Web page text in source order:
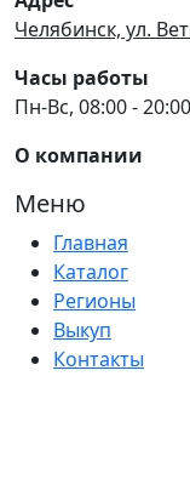
Челябинск, ул.
Часы работы
Пн-Вс, 08:00 - 20:00
О компании
Меню
Главная
Каталог
Регионы
Выкуп
Контакты